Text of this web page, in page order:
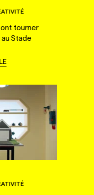
tourner
Stade